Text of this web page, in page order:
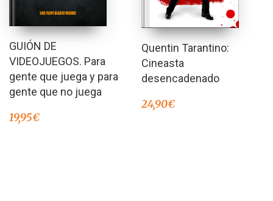
GUIÓN DE
VIDEOJUEGOS. Para
gente que juega y para
gente que no juega
19,95€
Quentin Tarantino:
Cineasta
desencadenado
24,90€